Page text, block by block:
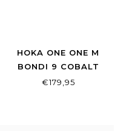
HOKA ONE ONE M
BONDI 9 COBALT
BLUE/ULTRAMARINE
€179,95